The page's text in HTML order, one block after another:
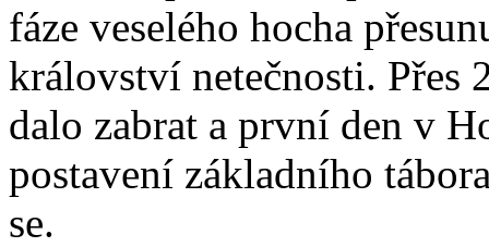
fáze veselého hocha
království netečnosti. Přes
dalo zabrat a první den v
postavení základního
se.